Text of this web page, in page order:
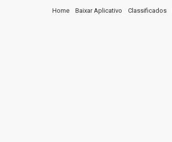
Home Baixar Aplicativo Classificados